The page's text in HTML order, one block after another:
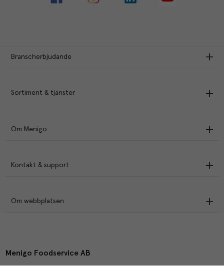
Branscherbjudande
Sortiment & tjänster
Om Menigo
Kontakt & support
Om webbplatsen
Menigo Foodservice AB